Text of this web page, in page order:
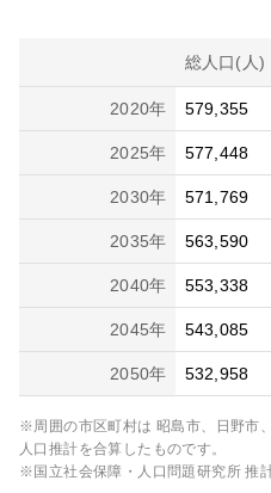
総人口(人)
2020年 579,355
2025年 577,448
2030年 571,769
2035年 563,590
2040年 553,338
2045年 543,085
2050年 532,958
※周囲の市区町村は 昭島市、日野市
人口推計を合算したものです。
※国立社会保障・人口問題研究所 推計